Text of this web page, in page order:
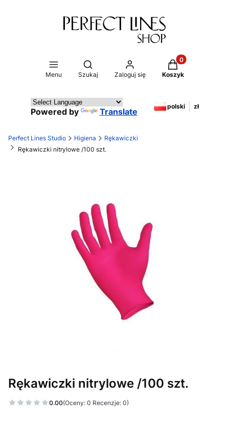
Menu
Otwórz wyszukiwarkę
Szukaj Zaloguj się
Produkty w
Koszyk
Powered by Translate
polski zł
Perfect Lines Studio Higiena
Rękawiczki
Rękawiczki nitrylowe /100 szt.
Rękawiczki nitrylowe /100 szt.
0.00(Oceny: 0 Recenzje: 0)